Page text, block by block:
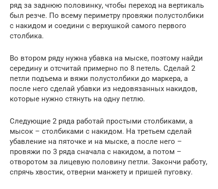
ряд за заднюю половинку, чтобы переход на вертикаль
был резче. По всему периметру провяжи полустолбики
с накидом и соедини с верхушкой самого первого
столбика.
Во втором ряду нужна убавка на мыске, поэтому найди
середину и отсчитай примерно по 8 петель. Сделай 2
петли подъема и вяжи полустолбики до маркера, а
после него сделай убавки из недовязанных накидов,
которые нужно стянуть на одну петлю.
Следующие 2 ряда работай простыми столбиками, а
мысок – столбиками с накидом. На третьем сделай
убавление на пяточке и на мыске, а после него –
провяжи по 3 ряда сначала с накидом, а потом –
отворотом за лицевую половину петли. Закончи работу,
спрячь хвостик, отверни манжету и пришей пуговку.